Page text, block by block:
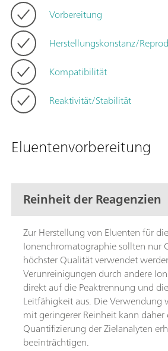
Vorbereitung
Herstellungskonstanz/
Kompatibilität
Reaktivität/Stabilität
Eluentenvorbereitung
Reinheit der Reagenzien
Zur Herstellung von Eluenten für die
Ionenchromatographie sollten nur
höchster Qualität verwendet
Verunreinigungen durch andere
direkt auf die Peaktrennung und
Leitfähigkeit aus. Die Verwendung
mit geringerer Reinheit kann daher
Quantifizierung der Zielanalyten
beeinträchtigen.